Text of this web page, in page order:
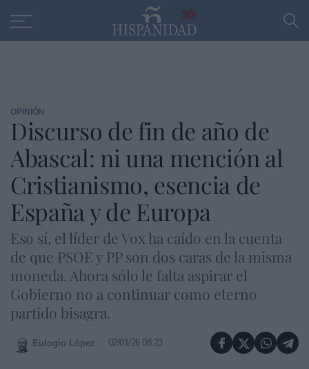
30
OPINIÓN
Discurso de fin de año de
Abascal: ni una mención al
Cristianismo, esencia de
España y de Europa
Eso sí, el líder de Vox ha caído en la cuenta
de que PSOE y PP son dos caras de la misma
moneda. Ahora sólo le falta aspirar el
Gobierno no a continuar como eterno
partido bisagra.
Eulogio López 02/01/26 08:23